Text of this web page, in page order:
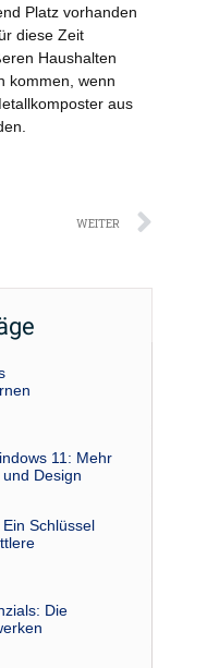
Platz vorhanden
diese Zeit
Haushalten
kommen, wenn
aus
WEITER
11: Mehr
Design
Schlüssel
Die